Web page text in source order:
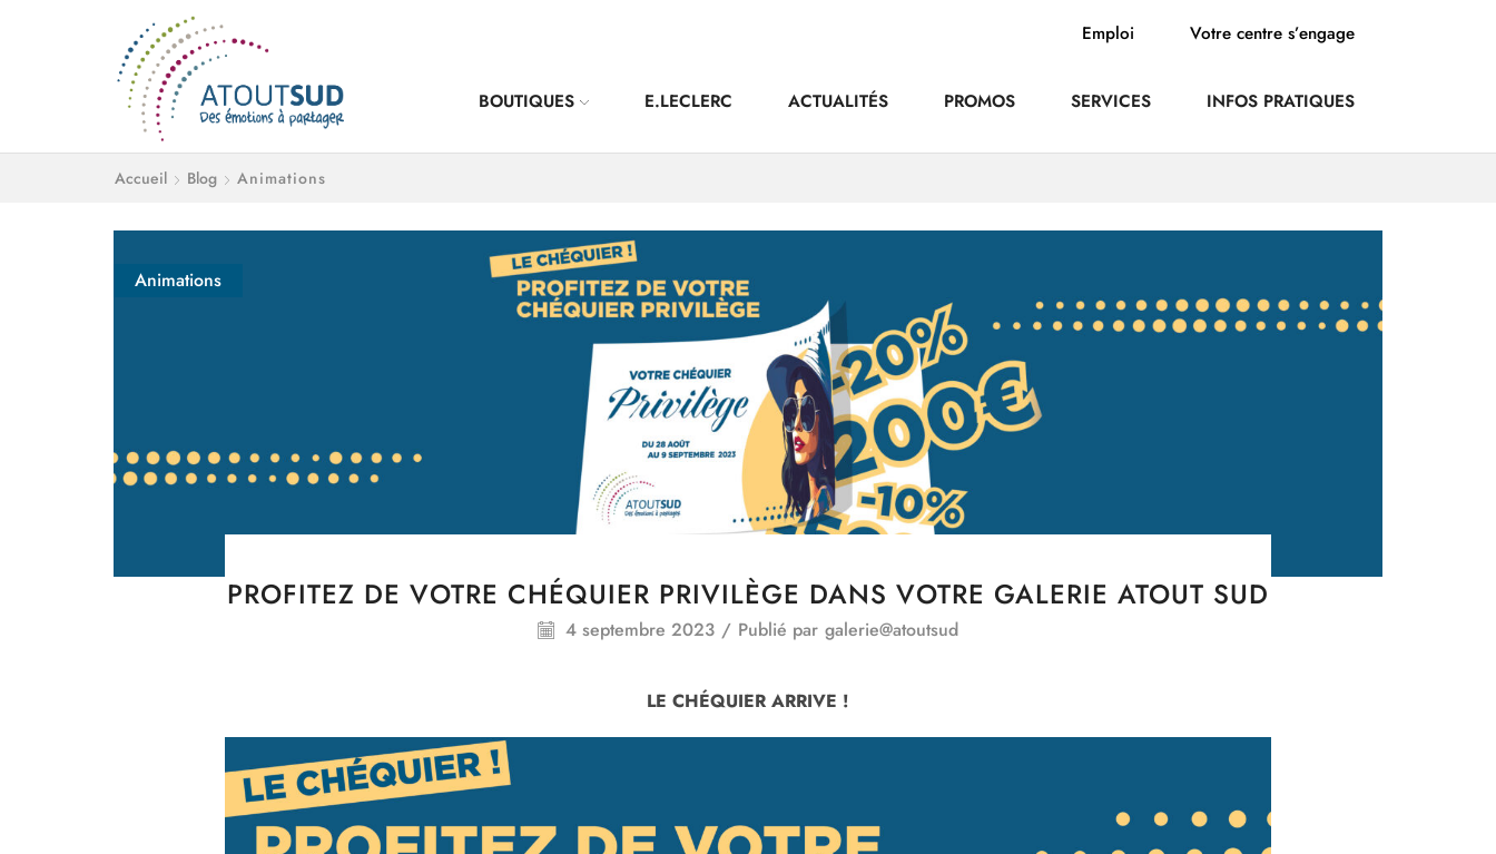
Emploi Votre centre s’engage
BOUTIQUES E.LECLERC ACTUALITÉS PROMOS SERVICES INFOS PRATIQUES
Accueil Blog Animations
Animations
PROFITEZ DE VOTRE CHÉQUIER PRIVILÈGE DANS VOTRE GALERIE ATOUT SUD
4 septembre 2023 / Publié par galerie@atoutsud
LE CHÉQUIER ARRIVE !